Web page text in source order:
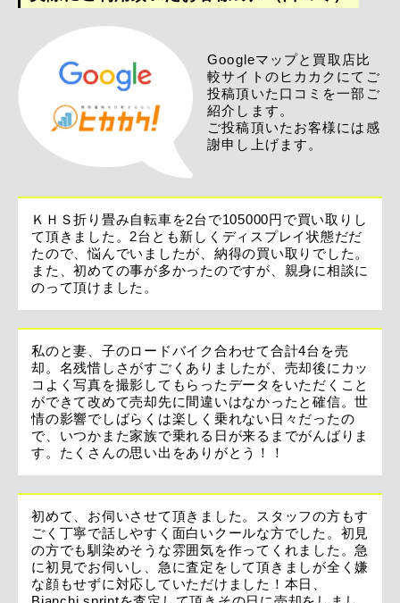
Googleマップと買取店比
較サイトのヒカカクにてご
投稿頂いた口コミを一部ご
紹介します。
ご投稿頂いたお客様には感
謝申し上げます。
ＫＨＳ折り畳み自転車を2台で105000円で買い取りし
て頂きました。2台とも新しくディスプレイ状態だだ
たので、悩んでいましたが、納得の買い取りでした。
また、初めての事が多かったのですが、親身に相談に
のって頂けました。
私のと妻、子のロードバイク合わせて合計4台を売
却。名残惜しさがすごくありましたが、売却後にカッ
コよく写真を撮影してもらったデータをいただくこと
ができて改めて売却先に間違いはなかったと確信。世
情の影響でしばらくは楽しく乗れない日々だったの
で、いつかまた家族で乗れる日が来るまでがんばりま
す。たくさんの思い出をありがとう！！
初めて、お伺いさせて頂きました。スタッフの方もす
ごく丁寧で話しやすく面白いクールな方でした。初見
の方でも馴染めそうな雰囲気を作ってくれました。急
に初見でお伺いし、急に査定をして頂きましが全く嫌
な顔もせずに対応していただけました！本日、